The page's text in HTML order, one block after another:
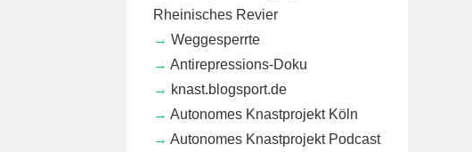
Rheinisches Revier
Weggesperrte
Antirepressions-Doku
knast.blogsport.de
Autonomes Knastprojekt Köln
Autonomes Knastprojekt Podcast